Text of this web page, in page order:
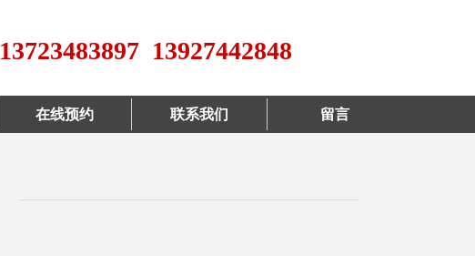
在线预约 联系我们 留言
13723483897 13927442848